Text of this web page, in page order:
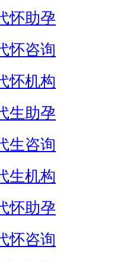
怀助孕
怀咨询
怀机构
生助孕
生咨询
生机构
怀助孕
怀咨询